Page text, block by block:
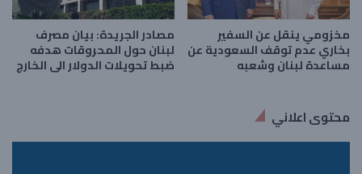
مخزومي ينقل عن السفير
بخاري عدم توقف السعودية عن
مساعدة لبنان وشعبه
مصادر الجريدة: بيان مصرف
لبنان حول المحروقات هدفه
ضبط تحويلات الدولار الى الخارج
محتوى اعلاني